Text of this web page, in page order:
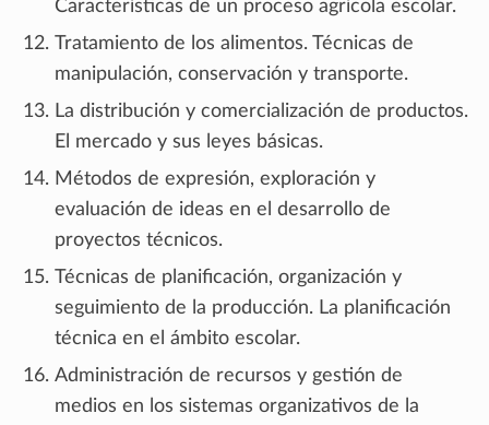
Características de un proceso agrícola escolar.
Tratamiento de los alimentos. Técnicas de
manipulación, conservación y transporte.
La distribución y comercialización de productos.
El mercado y sus leyes básicas.
Métodos de expresión, exploración y
evaluación de ideas en el desarrollo de
proyectos técnicos.
Técnicas de planificación, organización y
seguimiento de la producción. La planificación
técnica en el ámbito escolar.
Administración de recursos y gestión de
medios en los sistemas organizativos de la